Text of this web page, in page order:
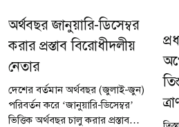
অর্থবছর জানুয়ারি-ডিসেম্বর
করার প্রস্তাব বিরোধীদলীয়
নেতার
দেশের বর্তমান অর্থবছর (জুলাই-জুন)
পরিবর্তন করে ‘জানুয়ারি-ডিসেম্বর’
ভিত্তিক অর্থবছর চালু করার প্রস্তাব